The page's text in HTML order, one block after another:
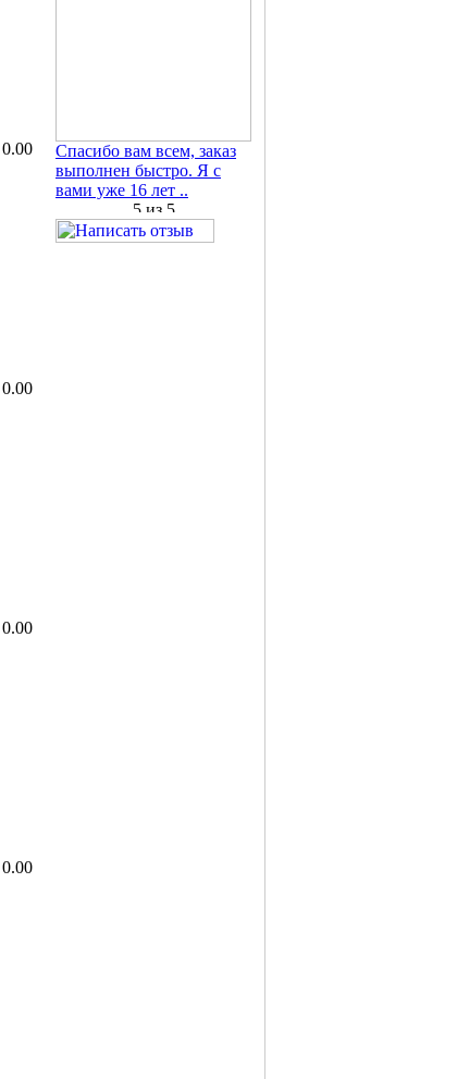
0.00
0.00
0.00
0.00
Спасибо вам всем, заказ
выполнен быстро. Я с
вами уже 16 лет ..